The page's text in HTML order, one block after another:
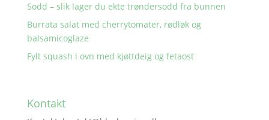
Sodd – slik lager du ekte trøndersodd fra bunnen
Burrata salat med cherrytomater, rødløk og
balsamicoglaze
Fylt squash i ovn med kjøttdeig og fetaost
Kontakt